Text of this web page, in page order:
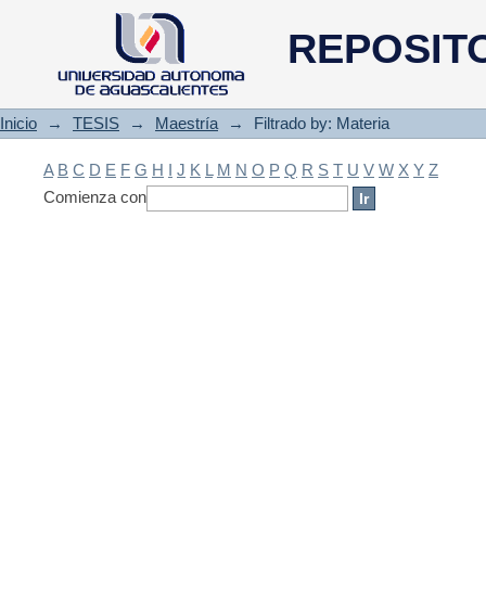
Filtrado by: Materia
Inicio → TESIS → Maestría → Filtrado by: Materia
A B C D E F G H I J K L M N O P Q R S T U V W X Y Z
Comienza con